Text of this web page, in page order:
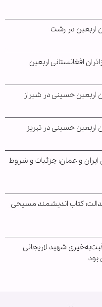
اربعین در رشت
افغانستانی اربعین
اربعین حسینی در شیراز
اربعین حسینی در تبریز
ایران و عمان؛ جزئیات و شروط
کتاب اندیشمند مسیحی
شهید لاریجانی
بود